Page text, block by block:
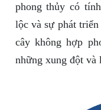
phong thủy có
lộc và sự phát
cây không hợp
những xung đột và